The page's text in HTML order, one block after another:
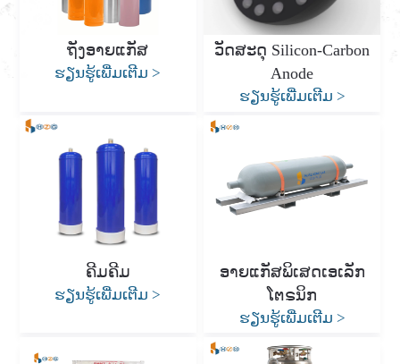
ຖັງອາຍແກັສ
ຮຽນຮູ້ເພີ່ມເຕີມ>
ວັດສະດຸ Silicon-Carbon
Anode
ຮຽນຮູ້ເພີ່ມເຕີມ >
ຄີມຄີມ
ຮຽນຮູ້ເພີ່ມເຕີມ>
ອາຍແກັສພິເສດເອເລັກ
ໂຕຣນິກ
ຮຽນຮູ້ເພີ່ມເຕີມ >